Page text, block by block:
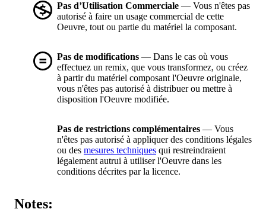
Pas d’Utilisation Commerciale — Vous n'êtes pas
autorisé à faire un usage commercial de cette
Oeuvre, tout ou partie du matériel la composant.
Pas de modifications — Dans le cas où vous
effectuez un remix, que vous transformez, ou créez
à partir du matériel composant l'Oeuvre originale,
vous n'êtes pas autorisé à distribuer ou mettre à
disposition l'Oeuvre modifiée.
Pas de restrictions complémentaires — Vous
n'êtes pas autorisé à appliquer des conditions légales
ou des mesures techniques qui restreindraient
légalement autrui à utiliser l'Oeuvre dans les
conditions décrites par la licence.
Notes: